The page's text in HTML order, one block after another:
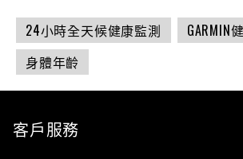
24小時全天候健康監測
GARMIN
身體年齡
客戶服務